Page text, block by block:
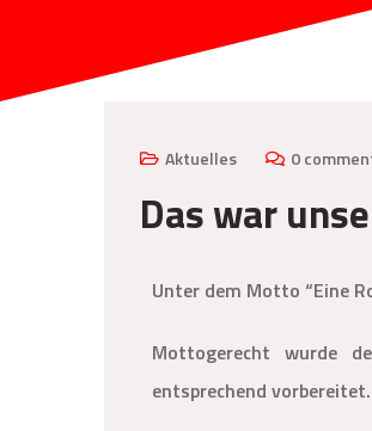
Aktuelles 0
Das war
Unter dem Motto “Eine
Mottogerecht wurde
entsprechend vorbereitet.